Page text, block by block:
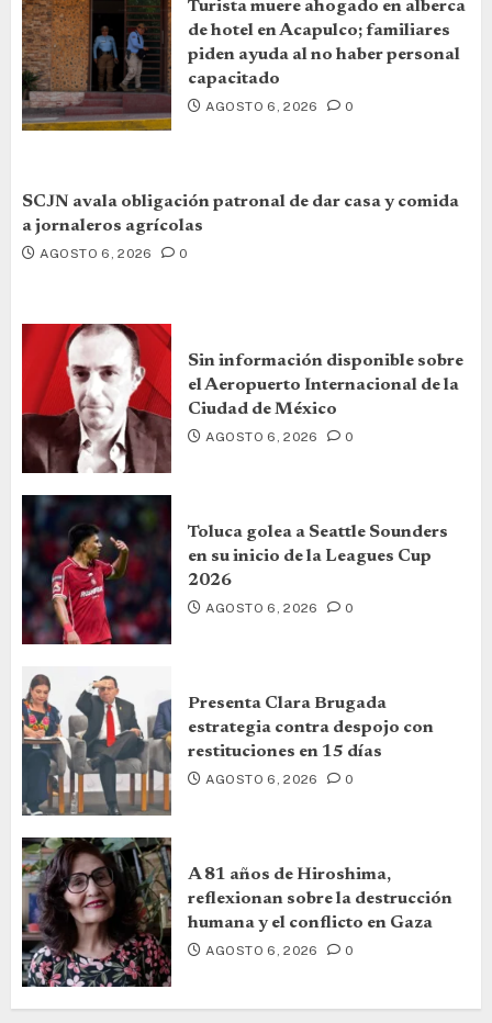
Turista muere ahogado en alberca
de hotel en Acapulco; familiares
piden ayuda al no haber personal
capacitado
AGOSTO 6, 2026 0
SCJN avala obligación patronal de dar casa y comida
a jornaleros agrícolas
AGOSTO 6, 2026 0
Sin información disponible sobre
el Aeropuerto Internacional de la
Ciudad de México
AGOSTO 6, 2026 0
Toluca golea a Seattle Sounders
en su inicio de la Leagues Cup
2026
AGOSTO 6, 2026 0
Presenta Clara Brugada
estrategia contra despojo con
restituciones en 15 días
AGOSTO 6, 2026 0
A 81 años de Hiroshima,
reflexionan sobre la destrucción
humana y el conflicto en Gaza
AGOSTO 6, 2026 0